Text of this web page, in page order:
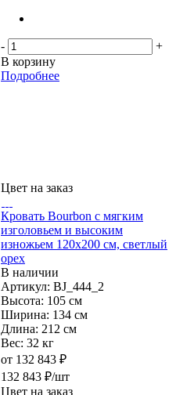
-
+
В корзину
Подробнее
Цвет на заказ
Кровать Bourbon с мягким
изголовьем и высоким
изножьем 120х200 см, светлый
орех
В наличии
Артикул: BJ_444_2
Высота: 105 см
Ширина: 134 см
Длина: 212 см
Вес: 32 кг
от 132 843 ₽
132 843 ₽/шт
Цвет на заказ